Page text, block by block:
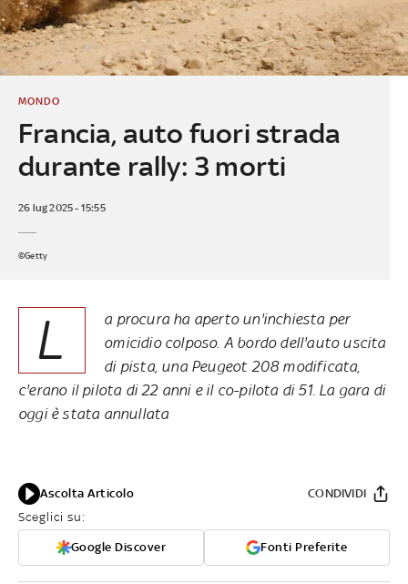
Francia, auto fuori strada
durante rally: 3 morti
MONDO
26 lug 2025 - 15:55
©Getty
L
a procura ha aperto un'inchiesta per
omicidio colposo. A bordo dell'auto uscita
di pista, una Peugeot 208 modificata,
c'erano il pilota di 22 anni e il co-pilota di 51. La gara di
oggi è stata annullata
Ascolta Articolo
Sceglici su:
Google Discover Fonti Preferite
CONDIVIDI